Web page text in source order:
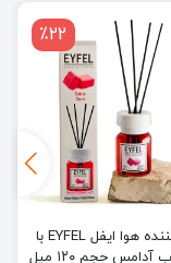
٪22
خوشبوکننده هوا ایفل EYFEL با
حجم ۱۲۰ میل